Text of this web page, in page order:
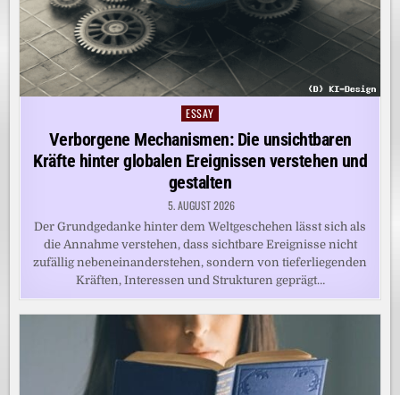
Posted
in
ESSAY
Verborgene Mechanismen: Die unsichtbaren
Kräfte hinter globalen Ereignissen verstehen und
gestalten
5. AUGUST 2026
Der Grundgedanke hinter dem Weltgeschehen lässt sich als
die Annahme verstehen, dass sichtbare Ereignisse nicht
zufällig nebeneinanderstehen, sondern von tieferliegenden
Kräften, Interessen und Strukturen geprägt…